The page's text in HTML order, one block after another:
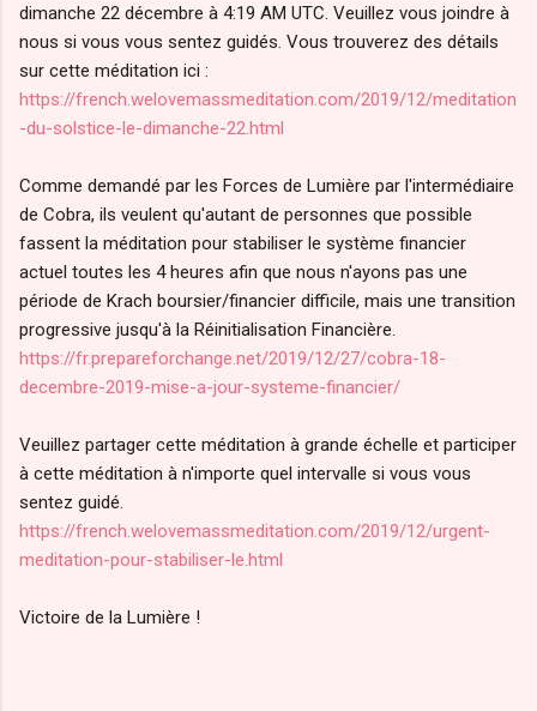
dimanche 22 décembre à 4:19 AM UTC. Veuillez vous joindre à
nous si vous vous sentez guidés. Vous trouverez des détails
sur cette méditation ici :
https://french.welovemassmeditation.com/2019/12/meditation
-du-solstice-le-dimanche-22.html
Comme demandé par les Forces de Lumière par l'intermédiaire
de Cobra, ils veulent qu'autant de personnes que possible
fassent la méditation pour stabiliser le système financier
actuel toutes les 4 heures afin que nous n'ayons pas une
période de Krach boursier/financier difficile, mais une transition
progressive jusqu'à la Réinitialisation Financière.
https://fr.prepareforchange.net/2019/12/27/cobra-18-
decembre-2019-mise-a-jour-systeme-financier/
Veuillez partager cette méditation à grande échelle et participer
à cette méditation à n'importe quel intervalle si vous vous
sentez guidé.
https://french.welovemassmeditation.com/2019/12/urgent-
meditation-pour-stabiliser-le.html
Victoire de la Lumière !